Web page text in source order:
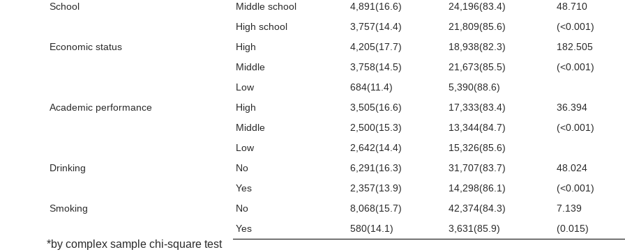
School
Middle school 4,891(16.6) 24,196(83.4)
48.710
High school
3,757(14.4) 21,809(85.6)
(<0.001)
Economic status
High 4,205(17.7) 18,938(82.3)
182.505
Middle
3,758(14.5) 21,673(85.5)
(<0.001)
Low
684(11.4)
5,390(88.6)
Academic performance
High 3,505(16.6) 17,333(83.4)
36.394
Middle
2,500(15.3) 13,344(84.7)
(<0.001)
Low
2,642(14.4)
15,326(85.6)
Drinking
No 6,291(16.3) 31,707(83.7)
48.024
Yes
2,357(13.9) 14,298(86.1)
(<0.001)
Smoking
No 8,068(15.7) 42,374(84.3)
7.139
Yes
580(14.1) 3,631(85.9) (0.015)
*by complex sample chi-square test